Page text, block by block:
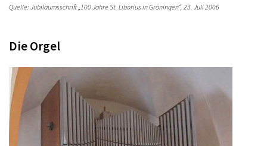
Quelle: Jubiläumsschrift „100 Jahre St. Liborius in Gröningen“, 23. Juli 2006
Die Orgel